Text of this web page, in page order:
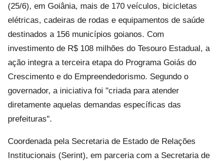
(25/6), em Goiânia, mais de 170 veículos, bicicletas
elétricas, cadeiras de rodas e equipamentos de saúde
destinados a 156 municípios goianos. Com
investimento de R$ 108 milhões do Tesouro Estadual, a
ação integra a terceira etapa do Programa Goiás do
Crescimento e do Empreendedorismo. Segundo o
governador, a iniciativa foi "criada para atender
diretamente aquelas demandas específicas das
prefeituras".
Coordenada pela Secretaria de Estado de Relações
Institucionais (Serint), em parceria com a Secretaria de